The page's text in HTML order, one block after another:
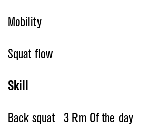
Mobility
Squat flow
Skill
Back squat 3 Rm Of the day